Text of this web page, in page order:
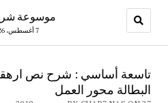
موسوعة
7 أغسطس، 2026
تاسعة أساسي : شرح نص
البطالة محور العمل